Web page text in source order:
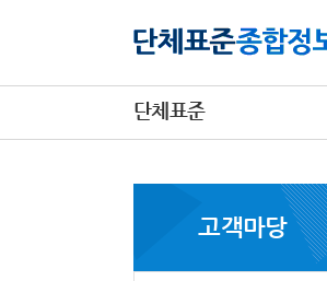
단체표준
고객마당